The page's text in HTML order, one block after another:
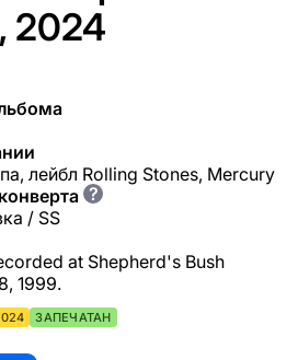
2024
лейбл Rolling Stones, Mercury
?
/ SS
at Shepherd's Bush
1999.
ЗАПЕЧАТАН